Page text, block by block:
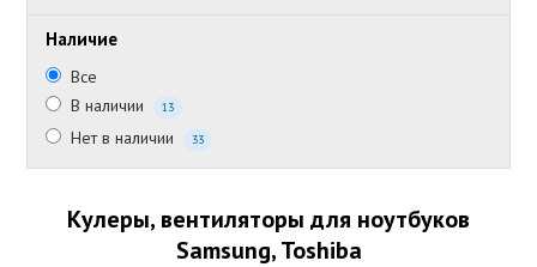
Наличие
Все
В наличии
13
Нет в наличии 33
Кулеры, вентиляторы для ноутбуков
Samsung, Toshiba